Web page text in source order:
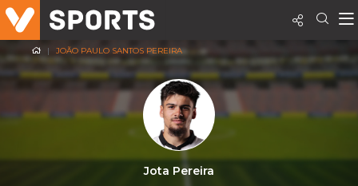
JOÃO PAULO SANTOS PEREIRA
Jota Pereira